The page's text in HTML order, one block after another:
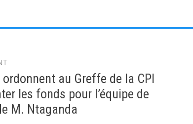
ordonnent au Greffe de la CPI
les fonds pour l’équipe de
M. Ntaganda